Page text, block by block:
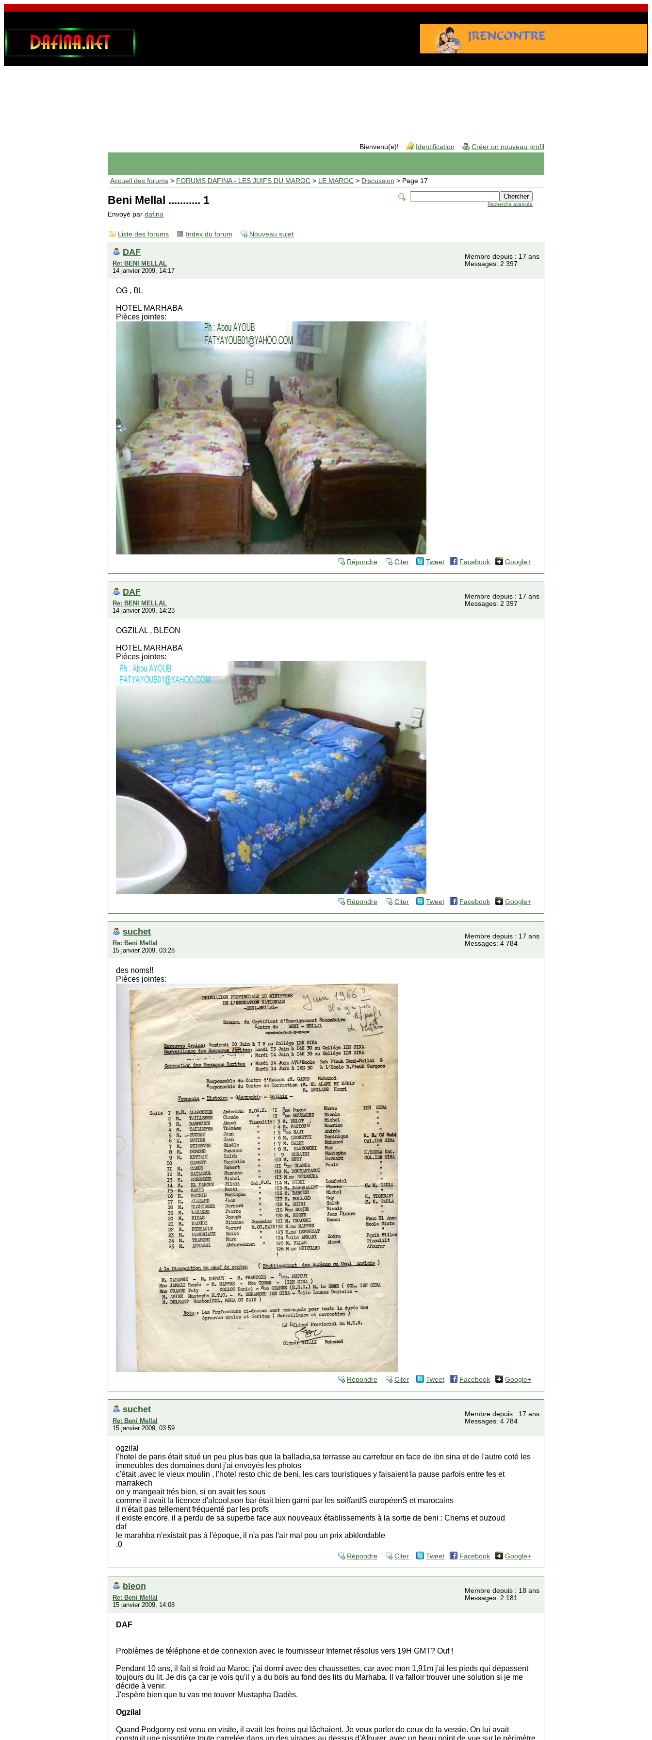
Bienvenu(e)! Identification Créer un nouveau profil
Accueil des forums > FORUMS DAFINA - LES JUIFS DU MAROC > LE MAROC > Discussion > Page 17
Recherche avancée
Beni Mellal ........... 1
Envoyé par dafina
Liste des forums Index du forum Nouveau sujet
DAF
Re: BENI MELLAL
14 janvier 2009, 14:17
Membre depuis : 17 ans
Messages: 2 397
OG , BL
HOTEL MARHABA
Pièces jointes:
Répondre Citer Tweet Facebook Google+
DAF
Re: BENI MELLAL
14 janvier 2009, 14:23
Membre depuis : 17 ans
Messages: 2 397
OGZILAL , BLEON
HOTEL MARHABA
Pièces jointes:
Répondre Citer Tweet Facebook Google+
suchet
Re: Beni Mellal
15 janvier 2009, 03:28
Membre depuis : 17 ans
Messages: 4 784
des noms!!
Pièces jointes:
Répondre Citer Tweet Facebook Google+
suchet
Re: Beni Mellal
15 janvier 2009, 03:59
Membre depuis : 17 ans
Messages: 4 784
ogzilal
l'hotel de paris était situé un peu plus bas que la balladia,sa terrasse au carrefour en face de ibn sina et de l'autre coté les
immeubles des domaines dont j'ai envoyés les photos
c'était ,avec le vieux moulin , l'hotel resto chic de beni, les cars touristiques y faisaient la pause parfois entre fes et
marrakech
on y mangeait trés bien, si on avait les sous
comme il avait la licence d'alcool,son bar était bien garni par les soiffardS européenS et marocains
il n'était pas tellement fréquenté par les profs
il existe encore, il a perdu de sa superbe face aux nouveaux établissements à la sortie de beni : Chems et ouzoud
daf
le marahba n'existait pas à l'époque, il n'a pas l'air mal pou un prix abklordable
.0
Répondre Citer Tweet Facebook Google+
bleon
Re: Beni Mellal
15 janvier 2009, 14:08
Membre depuis : 18 ans
Messages: 2 181
DAF
Problèmes de téléphone et de connexion avec le fournisseur Internet résolus vers 19H GMT? Ouf !
Pendant 10 ans, il fait si froid au Maroc, j'ai dormi avec des chaussettes, car avec mon 1,91m j'ai les pieds qui dépassent
toujours du lit. Je dis ça car je vois qu'il y a du bois au fond des lits du Marhaba. Il va falloir trouver une solution si je me
décide à venir.
J'espère bien que tu vas me touver Mustapha Dadès.
Ogzilal
Quand Podgorny est venu en visite, il avait les freins qui lâchaient. Je veux parler de ceux de la vessie. On lui avait
construit une pissotière toute carrelée dans un des virages au dessus d'Afourer, avec un beau point de vue sur le périmètre